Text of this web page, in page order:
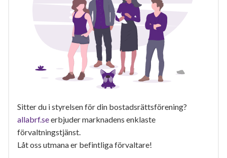
Sitter du i styrelsen för din bostadsrättsförening?
allabrf.seerbjuder marknadens enklaste
förvaltningstjänst.
Låt oss utmana er befintliga förvaltare!